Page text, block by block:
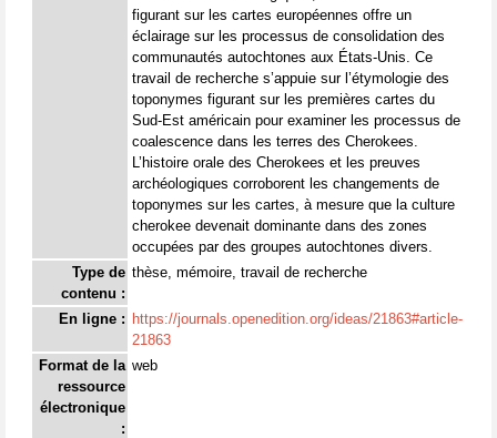
figurant sur les cartes européennes offre un
éclairage sur les processus de consolidation des
communautés autochtones aux États-Unis. Ce
travail de recherche s’appuie sur l’étymologie des
toponymes figurant sur les premières cartes du
Sud-Est américain pour examiner les processus de
coalescence dans les terres des Cherokees.
L’histoire orale des Cherokees et les preuves
archéologiques corroborent les changements de
toponymes sur les cartes, à mesure que la culture
cherokee devenait dominante dans des zones
occupées par des groupes autochtones divers.
Type de
contenu :
thèse, mémoire, travail de recherche
En ligne : https://journals.openedition.org/ideas/21863#article-
21863
Format de la
ressource
électronique
:
web